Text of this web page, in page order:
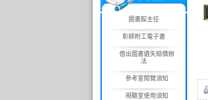
圖書館主任
彰師附工電子書
借出圖書遺失賠償辦
法
參考室閱覽須知
視聽室使用須知